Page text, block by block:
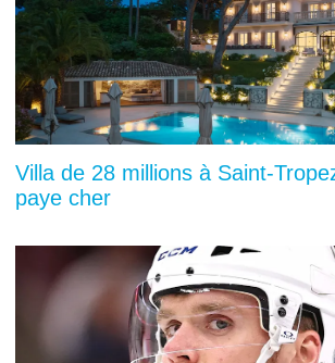
Villa de 28 millions à Saint-
paye cher